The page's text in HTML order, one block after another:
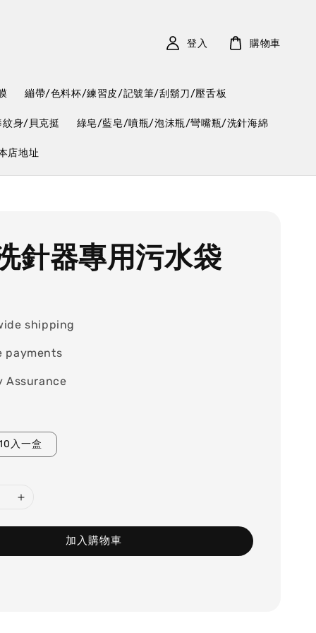
繃帶/色料杯/練習皮/記號筆/刮鬍刀/壓舌板
身/貝克挺 綠皂/藍皂/噴瓶/泡沫瓶/彎嘴瓶/洗針海綿
店地址
登入 購物車
針器專用污水袋
shipping
payments
Assurance
入一盒
加入購物車